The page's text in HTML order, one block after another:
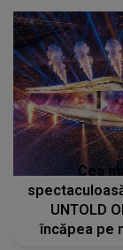
Cea
UNTOLD
încăpea pe